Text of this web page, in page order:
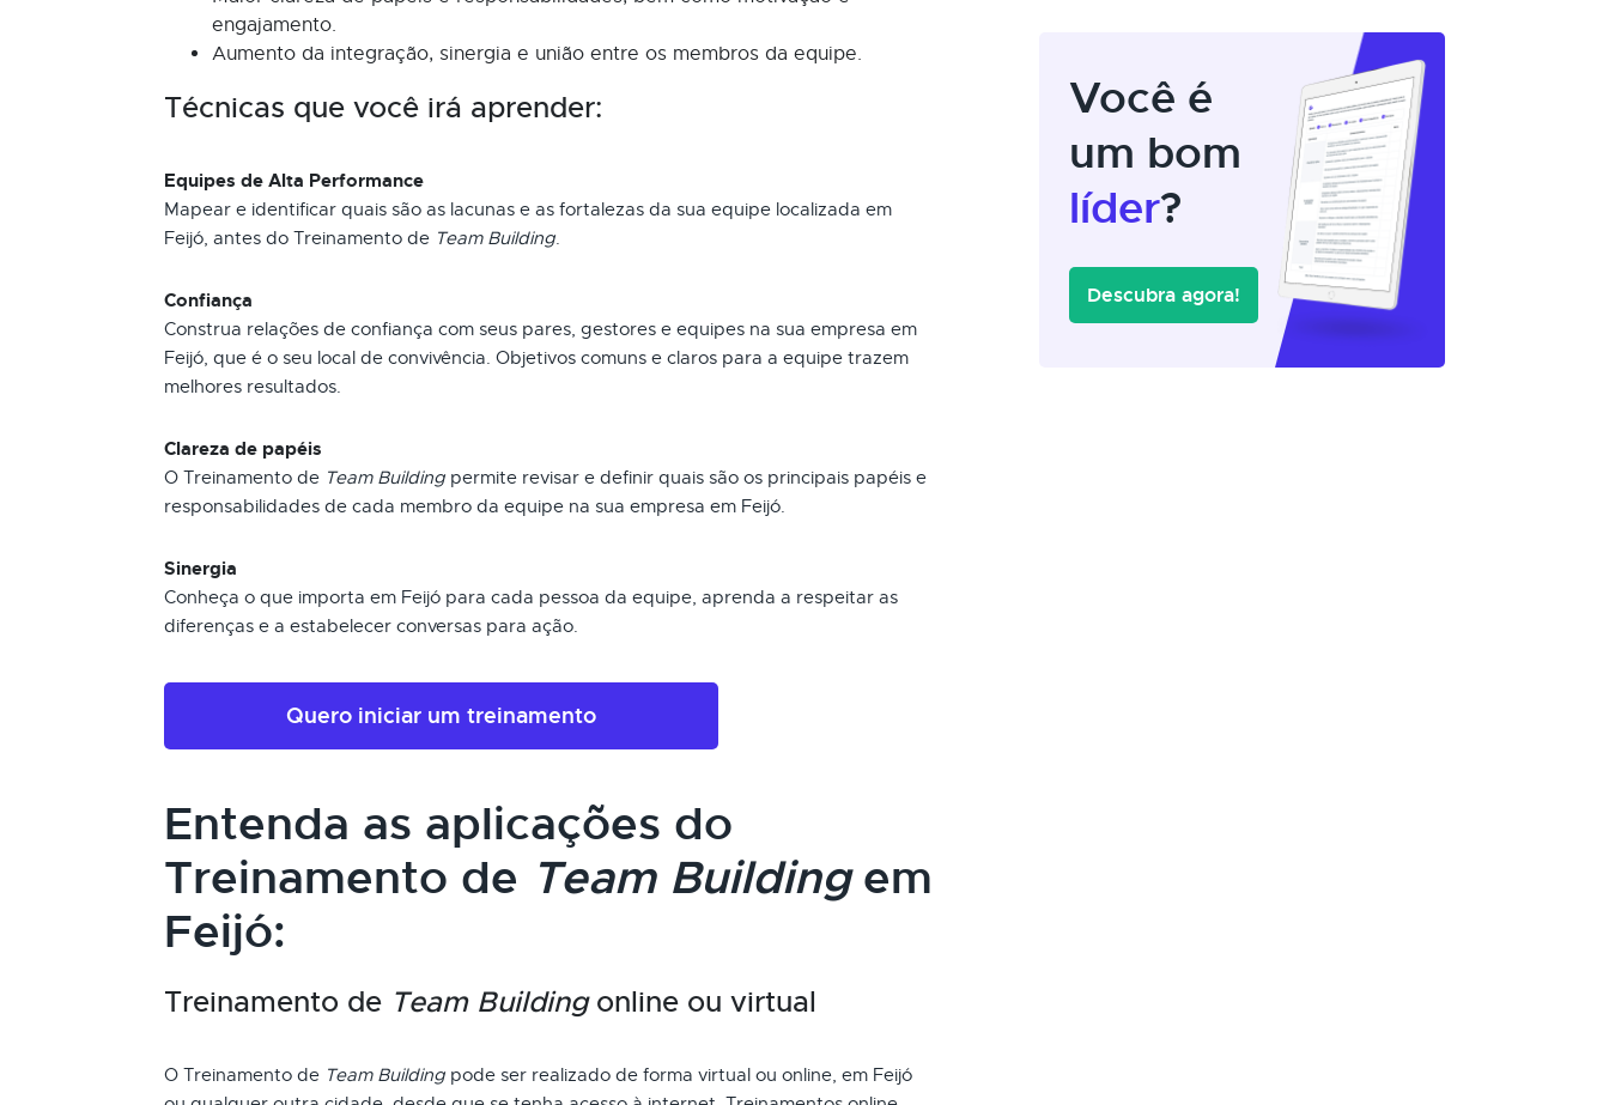
engajamento.
Aumento da integração, sinergia e união entre os membros da equipe.
Técnicas que você irá aprender:
Equipes de Alta Performance
Mapear e identificar quais são as lacunas e as fortalezas da sua equipe localizada em
Feijó, antes do Treinamento de Team Building.
Confiança
Construa relações de confiança com seus pares, gestores e equipes na sua empresa em
Feijó, que é o seu local de convivência. Objetivos comuns e claros para a equipe trazem
melhores resultados.
Clareza de papéis
O Treinamento de Team Building permite revisar e definir quais são os principais papéis e
responsabilidades de cada membro da equipe na sua empresa em Feijó.
Sinergia
Conheça o que importa em Feijó para cada pessoa da equipe, aprenda a respeitar as
diferenças e a estabelecer conversas para ação.
Quero iniciar um treinamento
Entenda as aplicações do
Treinamento de Team Buildingem
Feijó:
Treinamento de Team Buildingonline ou virtual
O Treinamento de Team Building pode ser realizado de forma virtual ou online, em Feijó
Você é
um bom
líder?
Descubra agora!